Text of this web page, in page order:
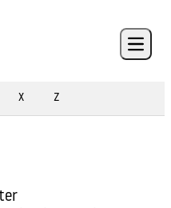
Open
X Z